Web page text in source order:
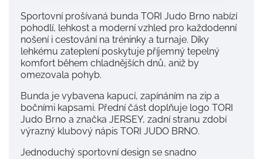
Sportovní prošívaná bunda TORI Judo Brno nabízí
pohodlí, lehkost a moderní vzhled pro každodenní
nošení i cestování na tréninky a turnaje. Díky
lehkému zateplení poskytuje příjemný tepelný
komfort během chladnějších dnů, aniž by
omezovala pohyb.
Bunda je vybavena kapucí, zapínáním na zip a
bočními kapsami. Přední část doplňuje logo TORI
Judo Brno a značka JERSEY, zadní stranu zdobí
výrazný klubový nápis TORI JUDO BRNO.
Jednoduchý sportovní design se snadno